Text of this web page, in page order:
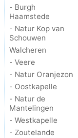
- Burgh
Haamstede
- Natur Kop van
Schouwen
Walcheren
- Veere
- Natur Oranjezon
- Oostkapelle
- Natur de
Mantelingen
- Westkapelle
- Zoutelande